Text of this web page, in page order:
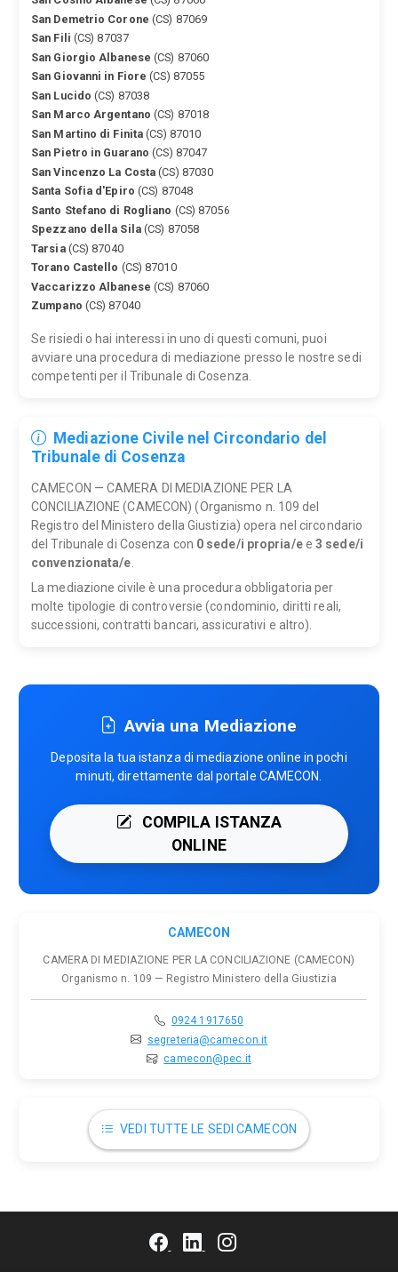
San Demetrio Corone (CS) 87069
San Fili (CS) 87037
San Giorgio Albanese (CS) 87060
San Giovanni in Fiore (CS) 87055
San Lucido (CS) 87038
San Marco Argentano (CS) 87018
San Martino di Finita (CS) 87010
San Pietro in Guarano (CS) 87047
San Vincenzo La Costa (CS) 87030
Santa Sofia d'Epiro (CS) 87048
Santo Stefano di Rogliano (CS) 87056
Spezzano della Sila(CS) 87058
Tarsia(CS) 87040
Torano Castello (CS) 87010
Vaccarizzo Albanese (CS) 87060
Zumpano (CS) 87040
Se risiedi o hai interessi in uno di questi comuni, puoi
avviare una procedura di mediazione presso le nostre sedi
competenti per il Tribunale di Cosenza.
Mediazione Civile nel Circondario del
Tribunale di Cosenza
CAMECON — CAMERA DI MEDIAZIONE PER LA
CONCILIAZIONE (CAMECON) (Organismo n. 109 del
Registro del Ministero della Giustizia) opera nel circondario
del Tribunale di Cosenza con 0 sede/i propria/ee3 sede/i
convenzionata/e
La mediazione civile è una procedura obbligatoria per
molte tipologie di controversie (condominio, diritti reali,
successioni, contratti bancari, assicurativi e altro).
Avvia una Mediazione
Deposita la tua istanza di mediazione online in pochi
minuti, direttamente dal portale CAMECON.
COMPILA ISTANZA
ONLINE
CAMECON
CAMERA DI MEDIAZIONE PER LA CONCILIAZIONE (CAMECON)
Organismo n. 109 — Registro Ministero della Giustizia
0924 1917650
segreteria@camecon.it
camecon@pec.it
VEDI TUTTE LE SEDI CAMECON